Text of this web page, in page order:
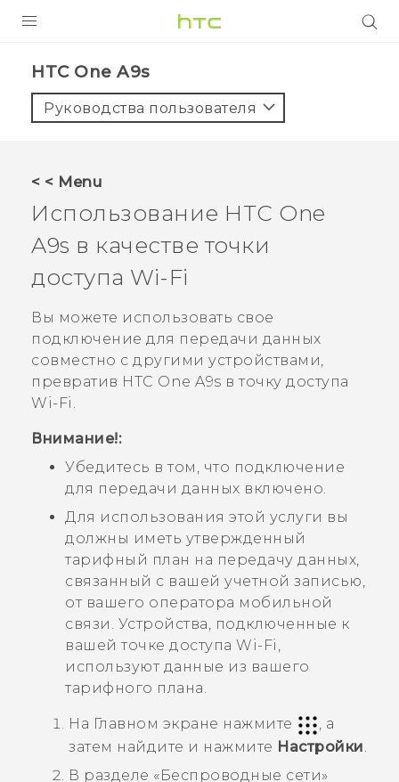
5G
VIVERSE
ПОДДЕРЖКА
HTC One A9s‎
Руководства пользователя
< < Menu
Использование HTC One
A9s в качестве точки
доступа Wi-Fi
Вы можете использовать свое
подключение для передачи данных
совместно с другими устройствами,
превратив HTC One A9s в точку доступа
Wi-Fi .
Внимание!:
Убедитесь в том, что подключение
для передачи данных включено.
Для использования этой услуги вы
должны иметь утвержденный
тарифный план на передачу данных,
связанный с вашей учетной записью,
от вашего оператора мобильной
связи. Устройства, подключенные к
вашей точке доступа Wi-Fi ,
используют данные из вашего
тарифного плана.
На Главном экране нажмите
, а
затем найдите и нажмите Настройки
В разделе «Беспроводные сети»